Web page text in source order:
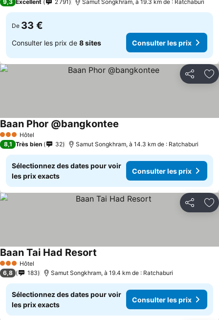
9,3 Excellent 2 791 Samut Songkhram, à 19.3 km de : Ratchaburi
De 33 €
Consulter les prix de 8 sites Consulter les prix
Partager
3 ÉtoilesHôtel
Baan Phor @bangkontee
8,1 Très bien 32 Samut Songkhram, à 14.3 km de : Ratchaburi
Sélectionnez des dates pour voir
les prix exacts
Consulter les prix
Partager
3 ÉtoilesHôtel
Baan Tai Had Resort
6,8 183 Samut Songkhram, à 19.4 km de : Ratchaburi
Sélectionnez des dates pour voir
les prix exacts
Consulter les prix